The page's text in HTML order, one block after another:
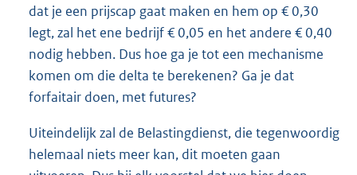
dat je een prijscap gaat maken en hem op € 0,30
legt, zal het ene bedrijf € 0,05 en het andere € 0,40
nodig hebben. Dus hoe ga je tot een mechanisme
komen om die delta te berekenen? Ga je dat
forfaitair doen, met futures?
Uiteindelijk zal de Belastingdienst, die tegenwoordig
helemaal niets meer kan, dit moeten gaan